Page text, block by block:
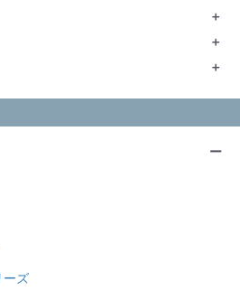
＋
カラー (1)
＋
＋
ートメント (3)
(48)
＋
＋
＋
ーズ
ー